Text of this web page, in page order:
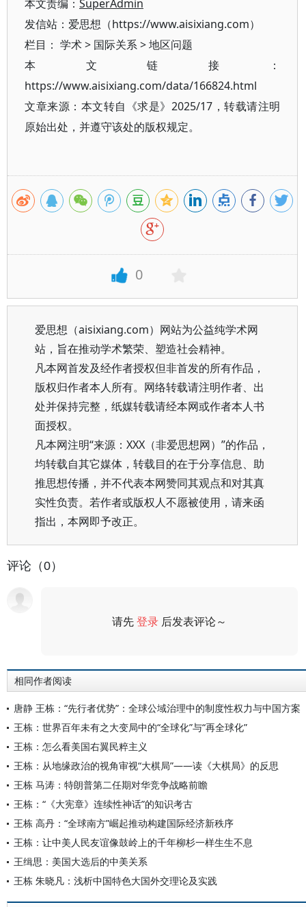
本文责编： SuperAdmin
发信站：爱思想（https://www.aisixiang.com）
栏目： 学术> 国际关系>地区问题
本文链接：
https://www.aisixiang.com/data/166824.html
文章来源：本文转自《求是》2025/17，转载请注明
原始出处，并遵守该处的版权规定。
0
爱思想（aisixiang.com）网站为公益纯学术网
站，旨在推动学术繁荣、塑造社会精神。
凡本网首发及经作者授权但非首发的所有作品，
版权归作者本人所有。网络转载请注明作者、出
处并保持完整，纸媒转载请经本网或作者本人书
面授权。
凡本网注明“来源：XXX（非爱思想网）”的作品，
均转载自其它媒体，转载目的在于分享信息、助
推思想传播，并不代表本网赞同其观点和对其真
实性负责。若作者或版权人不愿被使用，请来函
指出，本网即予改正。
评论（0）
请先登录 后发表评论～
相同作者阅读
唐静 王栋：“先行者优势”：全球公域治理中的制度性权力与中国方案
王栋：世界百年未有之大变局中的“全球化”与“再全球化”
王栋：怎么看美国右翼民粹主义
王栋：从地缘政治的视角审视“大棋局”——读《大棋局》的反思
王栋 马涛：特朗普第二任期对华竞争战略前瞻
王栋：“《大宪章》连续性神话”的知识考古
王栋 高丹：“全球南方”崛起推动构建国际经济新秩序
王栋：让中美人民友谊像鼓岭上的千年柳杉一样生生不息
王缉思：美国大选后的中美关系
王栋 朱晓凡：浅析中国特色大国外交理论及实践